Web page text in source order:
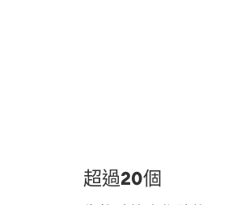
超過20個